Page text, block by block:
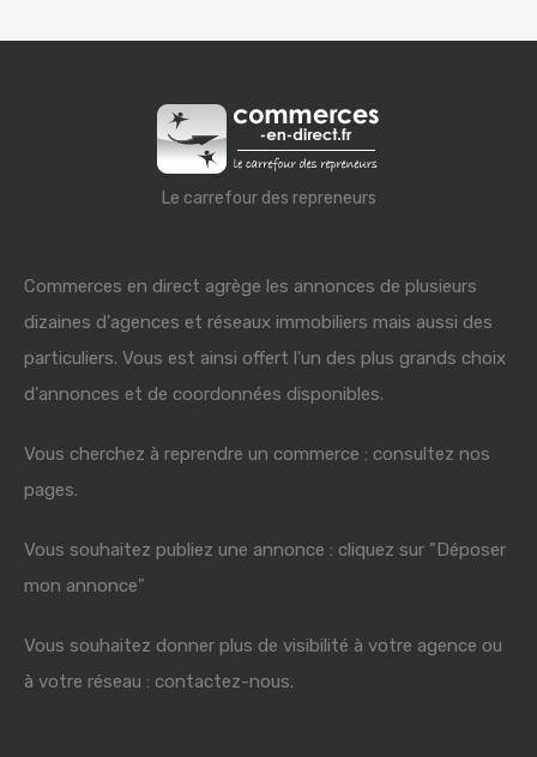
Le carrefour des repreneurs
Commerces en direct agrège les annonces de plusieurs
dizaines d'agences et réseaux immobiliers mais aussi des
particuliers. Vous est ainsi offert l'un des plus grands choix
d'annonces et de coordonnées disponibles.
Vous cherchez à reprendre un commerce : consultez nos
pages.
Vous souhaitez publiez une annonce : cliquez sur "Déposer
mon annonce"
Vous souhaitez donner plus de visibilité à votre agence ou
à votre réseau : contactez-nous.